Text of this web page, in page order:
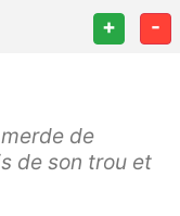
+ -
de
de son trou et